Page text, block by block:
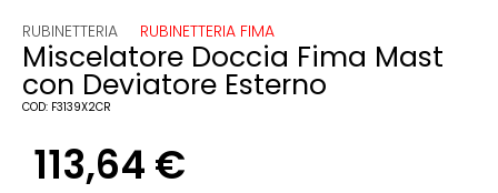
RUBINETTERIA RUBINETTERIA FIMA
Miscelatore Doccia Fima Mast
con Deviatore Esterno
COD: F3139X2CR
113,64 €